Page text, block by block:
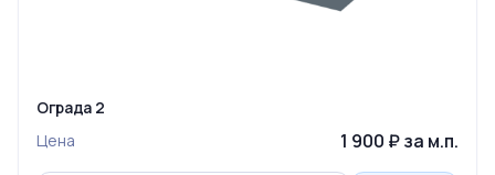
Ограда 2
Цена
1 900 ₽ за м.п.